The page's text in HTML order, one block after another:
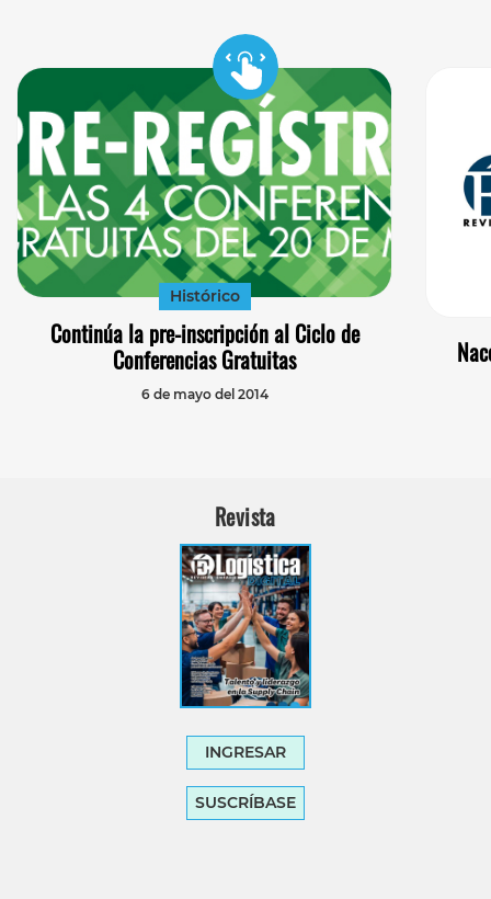
Histórico
Continúa la pre-inscripción al Ciclo de
Conferencias Gratuitas
6 de mayo del 2014
Revista
INGRESAR
SUSCRÍBASE